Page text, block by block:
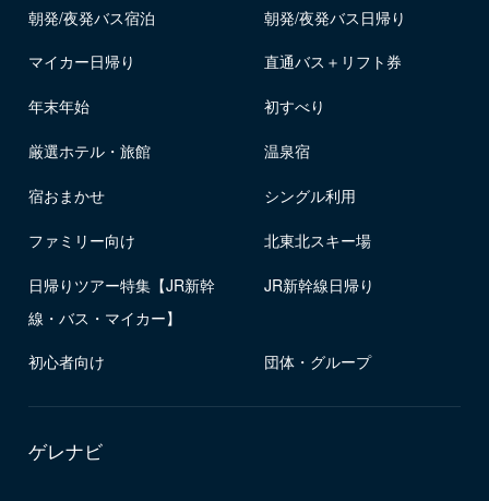
朝発/夜発バス宿泊 朝発/夜発バス日帰り
マイカー日帰り 直通バス＋リフト券
年末年始 初すべり
厳選ホテル・旅館 温泉宿
宿おまかせ シングル利用
ファミリー向け 北東北スキー場
日帰りツアー特集【JR新幹
線・バス・マイカー】
JR新幹線日帰り
初心者向け 団体・グループ
ゲレナビ